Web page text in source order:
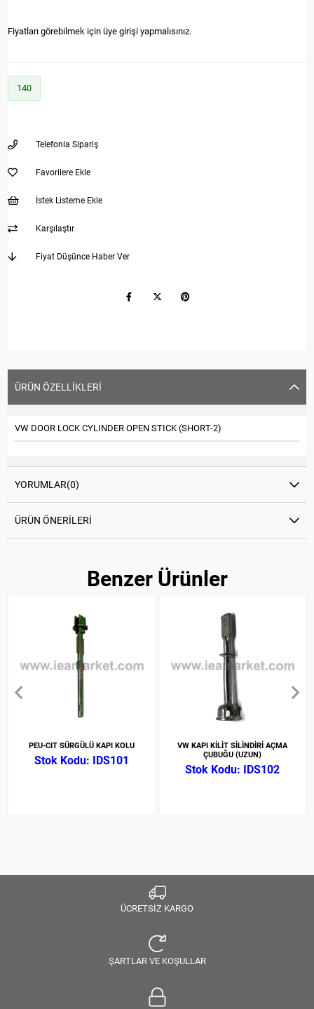
Fiyatları görebilmek için üye girişi yapmalısınız.
140
Telefonla Sipariş
Favorilere Ekle
İstek Listeme Ekle
Karşılaştır
Fiyat Düşünce Haber Ver
ÜRÜN ÖZELLIKLERI
VW DOOR LOCK CYLINDER OPEN STICK (SHORT-2)
YORUMLAR(0)
ÜRÜN ÖNERILERI
Benzer Ürünler
PEU-CIT SÜRGÜLÜ KAPI KOLU
IDS101
VW KAPI KİLİT SİLİNDİRİ AÇMA
ÇUBUĞU (UZUN)
IDS102
ÜCRETSİZ KARGO
ŞARTLAR VE KOŞULLAR